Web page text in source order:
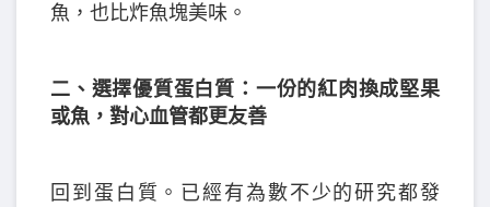
魚，也比炸魚塊美味。
二、選擇優質蛋白質：一份的紅肉換成堅果
或魚，對心血管都更友善
回到蛋白質。已經有為數不少的研究都發